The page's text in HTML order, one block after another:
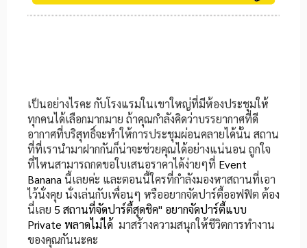
เป็นอย่างไรคะ กับโรงแรมในเขาใหญ่ที่มีห้องประชุมให้
ทุกคนได้เลือกมากมาย ถ้าคุณกำลังคิดว่าบรรยากาศที่ดี
อากาศที่บริสุทธิ์จะทำให้การประชุมผ่อนคลายได้นั้น สถาน
ที่ที่เรานำมาฝากกันก็น่าจะช่วยคุณได้อย่างแน่นอน ถูกใจ
ที่ไหนสามารถกดขอใบเสนอราคาได้ง่ายๆที่ Event
Bananaนี้เลยค่ะ และตอนนี้ใครที่กำลังมองหาสถานที่เอา
ไว้นั่งคุย นั่งเล่นกับเพื่อนๆ หรืออยากจัดปาร์ตี้ออฟฟิต ต้อง
นี่เลย 5 สถานที่จัดปาร์ตี้สุดชิค" อยากจัดปาร์ตี้แบบ
Private พลาดไม่ได้ มาสร้างความสนุกให้ชีวิตการทำงาน
ของคุณกันนะคะ